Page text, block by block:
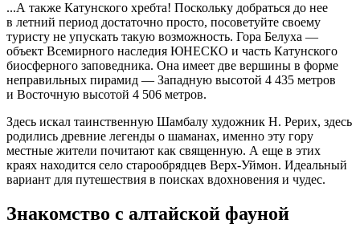
...А также Катунского хребта! Поскольку добраться до нее
в летний период достаточно просто, посоветуйте своему
туристу не упускать такую возможность. Гора Белуха —
объект Всемирного наследия ЮНЕСКО и часть Катунского
биосферного заповедника. Она имеет две вершины в форме
неправильных пирамид — Западную высотой 4 435 метров
и Восточную высотой 4 506 метров.
Здесь искал таинственную Шамбалу художник Н. Рерих, здесь
родились древние легенды о шаманах, именно эту гору
местные жители почитают как священную. А еще в этих
краях находится село старообрядцев Верх-Уймон. Идеальный
вариант для путешествия в поисках вдохновения и чудес.
Знакомство с алтайской фауной